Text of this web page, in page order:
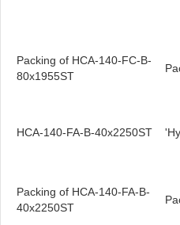
Packing of HCA-140-FC-B-
80x1955ST
HCA-140-FA-B-40x2250ST
Packing of HCA-140-FA-B-
40x2250ST